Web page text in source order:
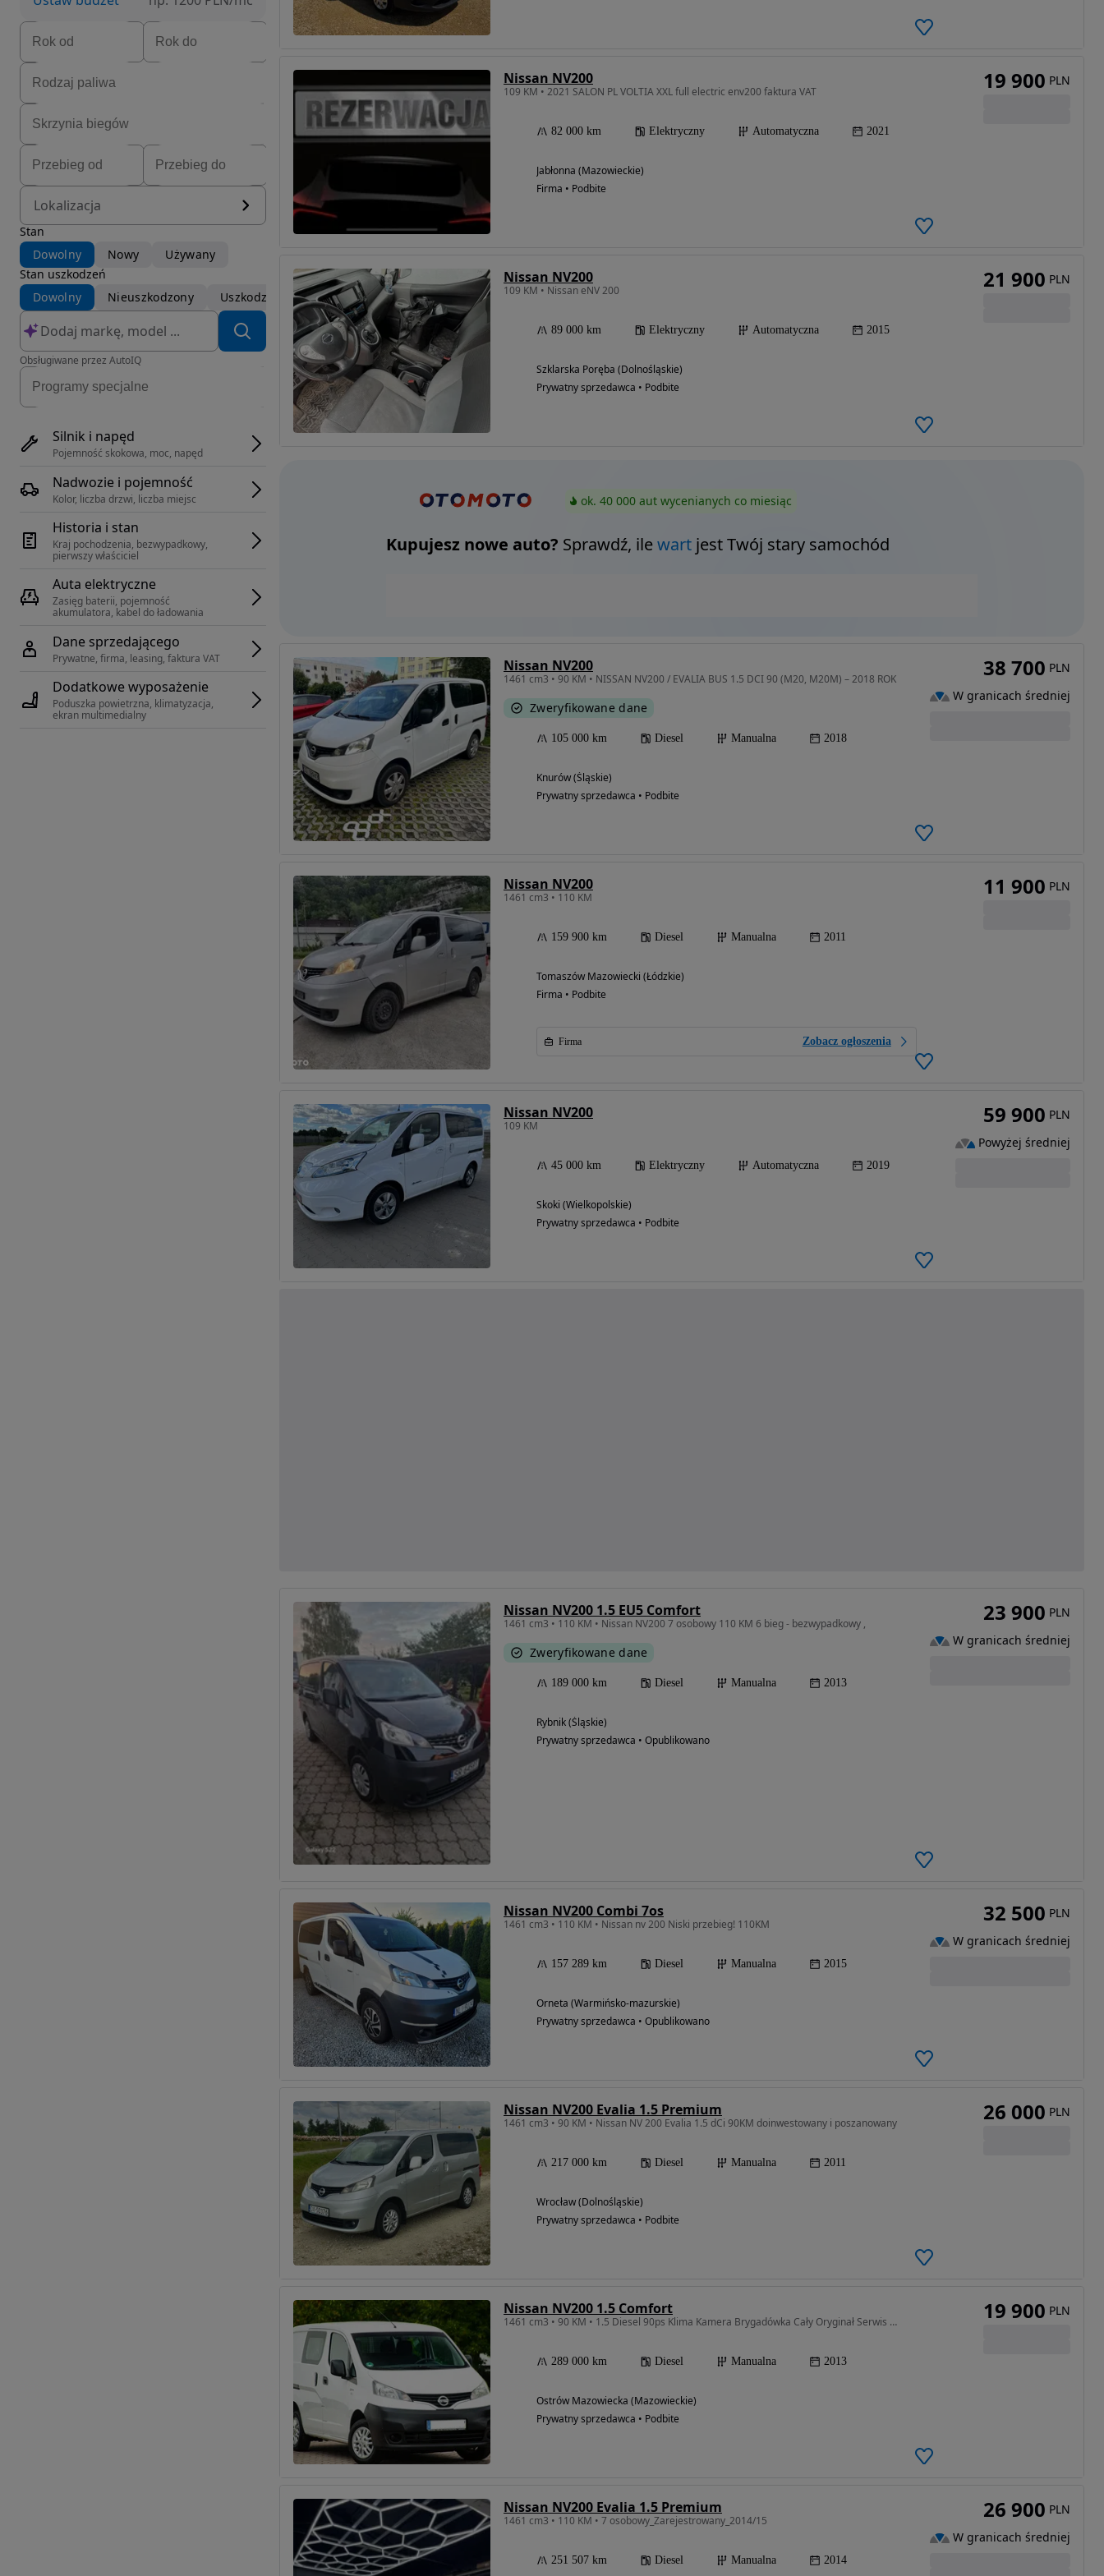
Lokalizacja
Stan
Dowolny
Nowy
Używany
Stan uszkodzeń
Dowolny
Nieuszkodzony Uszkodzony
Obsługiwane przez AutoIQ
Silnik i napęd
Pojemność skokowa, moc, napęd
Nadwozie i pojemność
Kolor, liczba drzwi, liczba miejsc
Historia i stan
Kraj pochodzenia, bezwypadkowy,
pierwszy właściciel
Auta elektryczne
Zasięg baterii, pojemność
akumulatora, kabel do ładowania
Dane sprzedającego
Prywatne, firma, leasing, faktura VAT
Dodatkowe wyposażenie
Poduszka powietrzna, klimatyzacja,
ekran multimedialny
Nissan NV200
109 KM • 2021 SALON PL VOLTIA XXL full electric env200 faktura VAT
82 000 km Elektryczny Automatyczna 2021
Jabłonna (Mazowieckie)
Firma • Podbite
19 900 PLN
Nissan NV200
109 KM • Nissan eNV 200
89 000 km Elektryczny Automatyczna 2015
Szklarska Poręba (Dolnośląskie)
Prywatny sprzedawca • Podbite
21 900 PLN
ok. 40 000 aut wycenianych co miesiąc
Kupujesz nowe auto? Sprawdź, ilewartjest Twój stary samochód
Nissan NV200
1461 cm3 • 90 KM • NISSAN NV200 / EVALIA BUS 1.5 DCI 90 (M20, M20M) – 2018 ROK
Zweryfikowane dane
105 000 km Diesel Manualna 2018
Knurów (Śląskie)
Prywatny sprzedawca • Podbite
38 700 PLN
W granicach średniej
Nissan NV200
1461 cm3 • 110 KM
159 900 km Diesel Manualna 2011
Tomaszów Mazowiecki (Łódzkie)
Firma • Podbite
Firma Zobacz ogłoszenia
11 900 PLN
Nissan NV200
109 KM
45 000 km Elektryczny Automatyczna 2019
Skoki (Wielkopolskie)
Prywatny sprzedawca • Podbite
59 900 PLN
Powyżej średniej
Nissan NV200 1.5 EU5 Comfort
1461 cm3 • 110 KM • Nissan NV200 7 osobowy 110 KM 6 bieg - bezwypadkowy ,
Zweryfikowane dane
189 000 km Diesel Manualna 2013
Rybnik (Śląskie)
Prywatny sprzedawca • Opublikowano
23 900 PLN
W granicach średniej
Nissan NV200 Combi 7os
1461 cm3 • 110 KM • Nissan nv 200 Niski przebieg! 110KM
157 289 km Diesel Manualna 2015
Orneta (Warmińsko-mazurskie)
Prywatny sprzedawca • Opublikowano
32 500 PLN
W granicach średniej
Nissan NV200 Evalia 1.5 Premium
1461 cm3 • 90 KM • Nissan NV 200 Evalia 1.5 dCi 90KM doinwestowany i poszanowany
217 000 km Diesel Manualna 2011
Wrocław (Dolnośląskie)
Prywatny sprzedawca • Podbite
26 000 PLN
Nissan NV200 1.5 Comfort
1461 cm3 • 90 KM • 1.5 Diesel 90ps Klima Kamera Brygadówka Cały Oryginał Serwis TUV
289 000 km Diesel Manualna 2013
Ostrów Mazowiecka (Mazowieckie)
Prywatny sprzedawca • Podbite
19 900 PLN
Nissan NV200 Evalia 1.5 Premium
1461 cm3 • 110 KM • 7 osobowy_Zarejestrowany_2014/15
251 507 km Diesel Manualna 2014
26 900 PLN
W granicach średniej